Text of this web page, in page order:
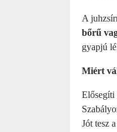
A
bőrű
gyapjú
Miért
Elősegíti
Jót tesz